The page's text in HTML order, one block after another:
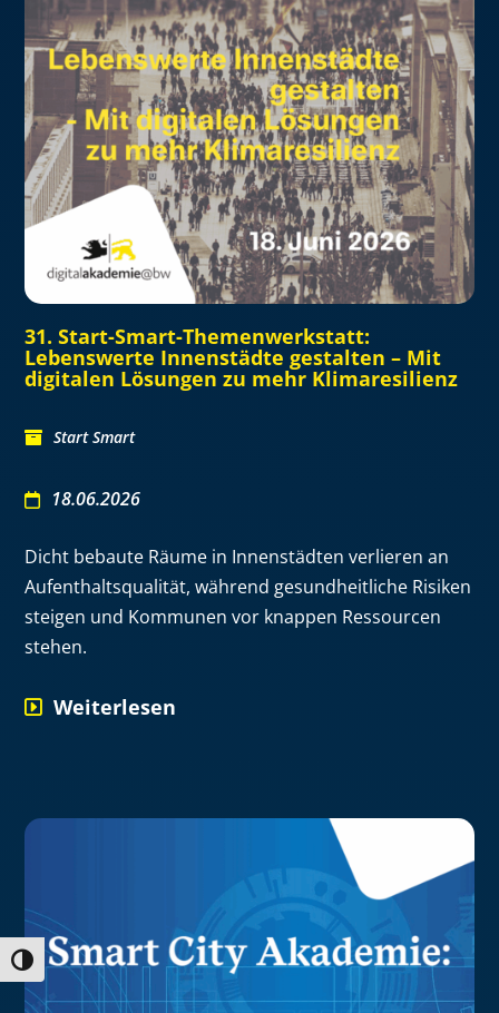
Umschalten auf hohe Kontraste
31. Start-Smart-Themenwerkstatt:
Lebenswerte Innenstädte gestalten – Mit
digitalen Lösungen zu mehr Klimaresilienz
Start Smart
18.06.2026
Dicht bebaute Räume in Innenstädten verlieren an
Aufenthaltsqualität, während gesundheitliche Risiken
steigen und Kommunen vor knappen Ressourcen
stehen.
Weiterlesen